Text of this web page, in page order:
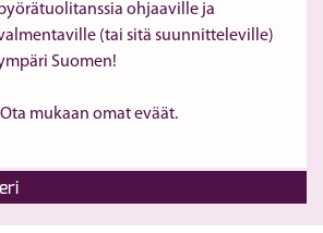
ohjaaville ja
(tai sitä suunnitteleville)
Suomen!
Ota mukaan omat eväät.